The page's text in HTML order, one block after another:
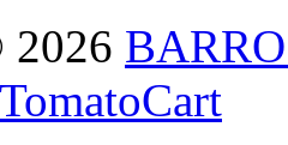
TomatoCart